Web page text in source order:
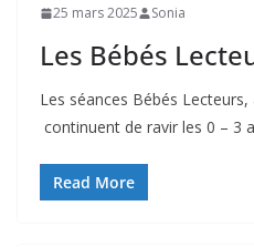
25 mars 2025 Sonia
Les Bébés
Les séances Bébés
continuent de ravir les 0 – 3
Read More